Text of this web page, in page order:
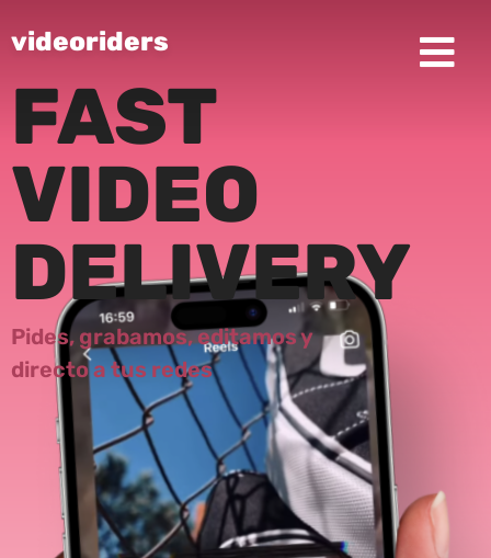
videoriders
FAST
VIDEO
DELIVERY
Pides, grabamos,editamos y
directo a tus redes​